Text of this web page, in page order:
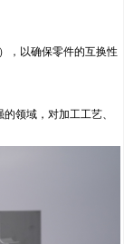
，以确保零件的互换性
领域，对加工工艺、